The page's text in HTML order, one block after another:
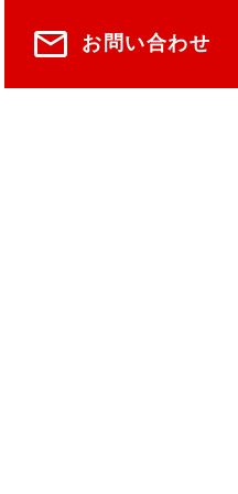
お問い合わせ